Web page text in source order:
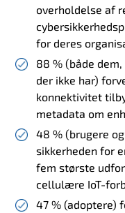
overholdelse af
for deres
88 % (både
der ikke har)
konnektivitet
metadata om
48 % (brugere
sikkerheden for
fem største
cellulære IoT-
47 % (adoptere)